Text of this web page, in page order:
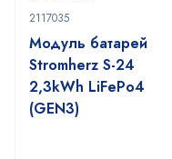
2117035
Модуль батарей
Stromherz S-24
2,3kWh LiFePo4
(GEN3)